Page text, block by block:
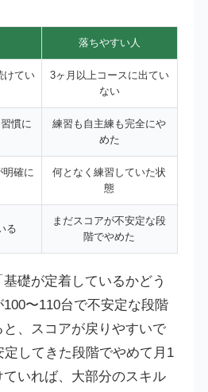
落ちやすい人
けてい
3ヶ月以上コースに出てい
ない
慣に
練習も自主練も完全にや
めた
明確に
何となく練習していた状
態
る
まだスコアが不安定な段
階でやめた
礎が定着しているかどう
〜110台で不安定な段階
、スコアが戻りやすいで
してきた段階でやめて月1
いれば、大部分のスキル